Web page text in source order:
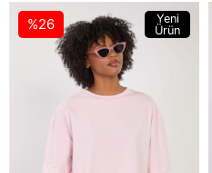
%26
Yeni
Ürün